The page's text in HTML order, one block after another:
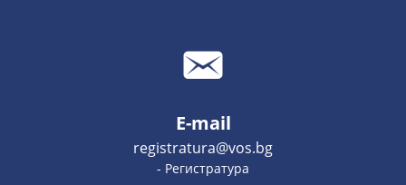
E-mail
registratura@vos.bg
- Регистратура